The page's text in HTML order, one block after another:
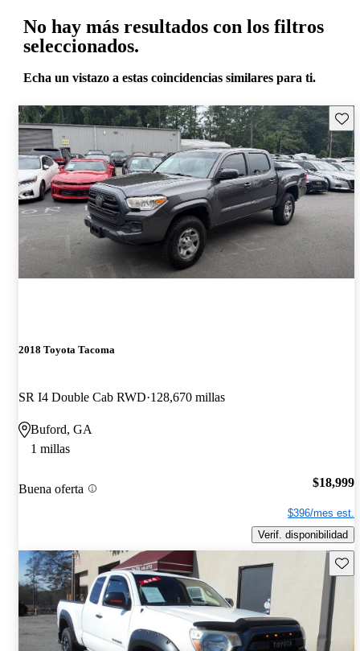
No hay más resultados con los filtros
seleccionados.
Echa un vistazo a estas coincidencias similares para ti.
2018 Toyota Tacoma
SR I4 Double Cab RWD 128,670 millas
Buford, GA
1 millas
Buena oferta $18,999
$396/mes est.
Verif. disponibilidad